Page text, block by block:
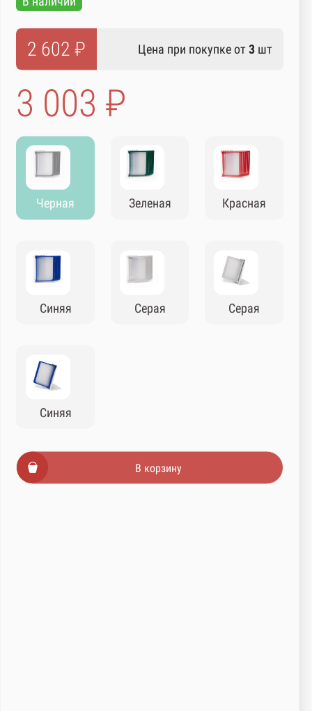
2 602 ₽ Цена при покупке от 3шт
3 003 ₽
Черная Зеленая Красная
Синяя Серая Серая
Синяя
В корзину